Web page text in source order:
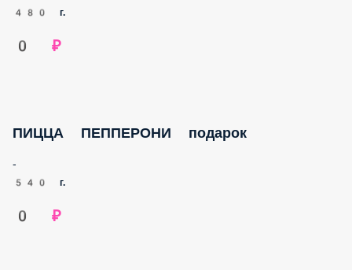
480 г.
0 ₽
ПИЦЦА ПЕППЕРОНИ подарок
-
540 г.
0 ₽